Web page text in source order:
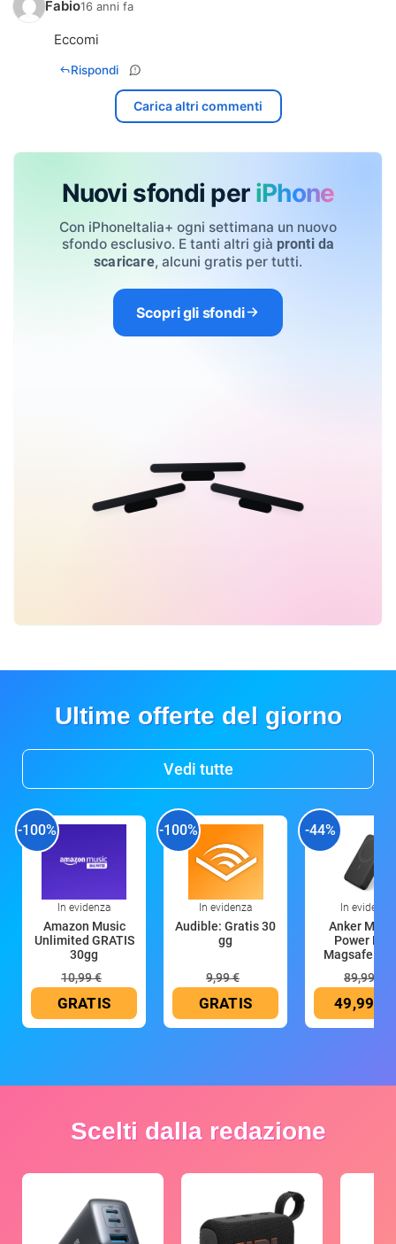
Fabio16 anni fa
Eccomi
Rispondi
Carica altri commenti
Nuovi sfondi per iPhone
Con iPhoneItalia+ ogni settimana un nuovo
sfondo esclusivo. E tanti altri già pronti da
scaricare, alcuni gratis per tutti.
Scopri gli sfondi
Ultime offerte del giorno
Vedi tutte
-100%
In evidenza
Amazon Music
Unlimited GRATIS
30gg
10,99 €
GRATIS
-100%
In evidenza
Audible: Gratis 30
gg
9,99 €
GRATIS
-44%
In evidenza
Anker
Power
Magsafe
89,99 €
49,99 €
Scelti dalla redazione